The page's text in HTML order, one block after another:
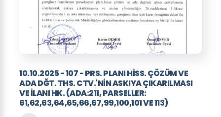
10.10.2025 - 107 - PRS. PLANI HISS. ÇÖZÜM VE
ADA DĞT. THS. CTV.'NIN ASKIYA ÇIKARILMASI
VE ILANI HK. (ADA:211, PARSELLER:
61,62,63,64,65,66,67,99,100,101 VE 113)